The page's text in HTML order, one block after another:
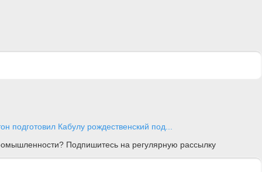
подготовил Кабулу рождественский под...
Подпишитесь на регулярную рассылку